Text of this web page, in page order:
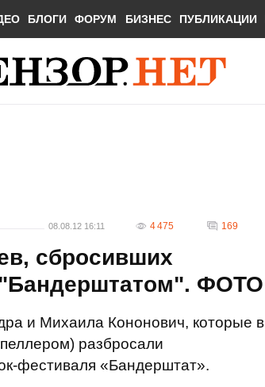
БЛОГИ ФОРУМ БИЗНЕС ПУБЛИКАЦИИ
08.08.12 16:11 4 475 169
сбросивших
"Бандерштатом". ФОТО
и Михаила Кононович, которые в
разбросали
фестиваля «Бандерштат».